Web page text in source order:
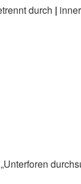
durch |